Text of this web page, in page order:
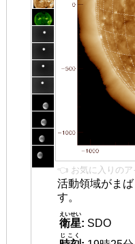
👈 お気に入りのア
活動領域がま
す。
衛星
えいせい
: SDO
じこく